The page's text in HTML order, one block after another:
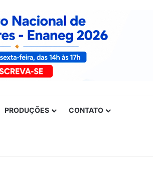
PRODUÇÕES CONTATO